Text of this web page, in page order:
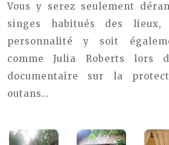
Vous y serez seulement
singes habitués des lieux,
personnalité y soit
comme Julia Roberts lors
documentaire sur la
outans…